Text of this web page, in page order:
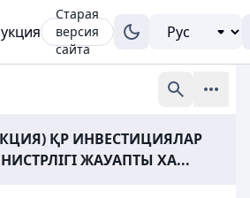
Старая
версия
сайта
ҚР ИНВЕСТИЦИЯЛАР
ЖАУАПТЫ ХА...